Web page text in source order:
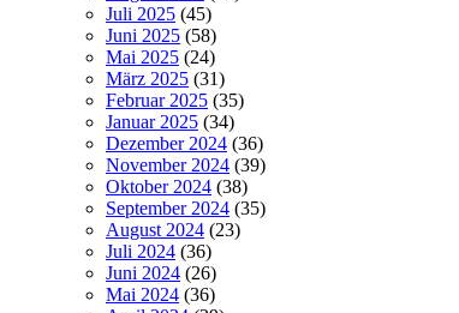
Juli 2025 (45)
Juni 2025 (58)
Mai 2025 (24)
März 2025 (31)
Februar 2025 (35)
Januar 2025 (34)
Dezember 2024 (36)
November 2024 (39)
Oktober 2024 (38)
September 2024 (35)
August 2024 (23)
Juli 2024 (36)
Juni 2024 (26)
Mai 2024 (36)